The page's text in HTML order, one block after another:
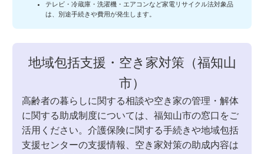
テレビ・冷蔵庫・洗濯機・エアコンなど家電リサイクル法対象品
は、別途手続きや費用が発生します。
地域包括支援・空き家対策（福知山
市）
高齢者の暮らしに関する相談や空き家の管理・解体
に関する助成制度については、福知山市の窓口をご
活用ください。介護保険に関する手続きや地域包括
支援センターの支援情報、空き家対策の助成内容は